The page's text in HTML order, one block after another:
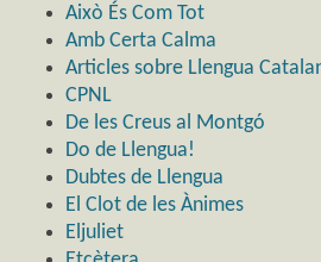
Això És Com Tot
Amb Certa Calma
Articles sobre Llengua
CPNL
De les Creus al Montgó
Do de Llengua!
Dubtes de Llengua
El Clot de les Ànimes
Eljuliet